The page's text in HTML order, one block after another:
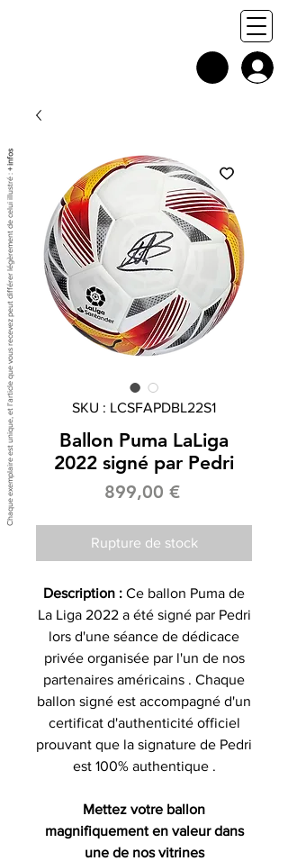
SKU : LCSFAPDBL22S1
Ballon Puma LaLiga
2022 signé par Pedri
899,00 €Prix
Rupture de stock
Description : Ce ballon Puma de
La Liga 2022 a été signé par Pedri
lors d'une séance de dédicace
privée organisée par l'un de nos
partenaires américains . Chaque
ballon signé est accompagné d'un
certificat d'authenticité officiel
prouvant que la signature de Pedri
est 100% authentique .
Mettez votre ballon
magnifiquement en valeur dans
une de nos vitrines
Chaque exemplaire est unique, et l'article que vous recevez peut différer légèrement de celui illustré :
+ infos